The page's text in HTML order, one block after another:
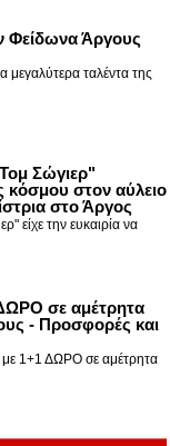
Άργους
ταλέντα της
Σώγιερ"
κόσμου στον αύλειο
στο Άργος
είχε την ευκαιρία να
σε αμέτρητα
- Προσφορές και
με 1+1 ΔΩΡΟ σε αμέτρητα